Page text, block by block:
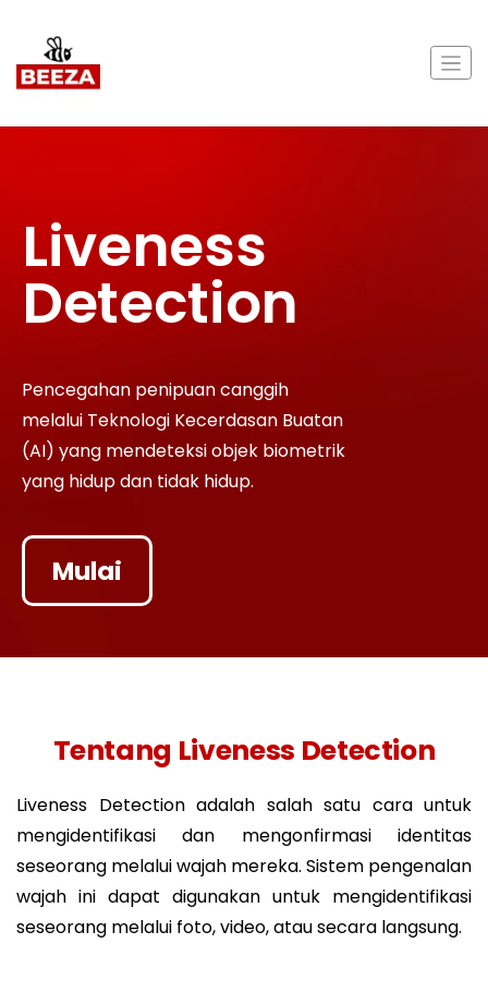
Liveness
Detection
Pencegahan penipuan canggih
melalui Teknologi Kecerdasan Buatan
(AI) yang mendeteksi objek biometrik
yang hidup dan tidak hidup.
Mulai
Tentang Liveness Detection
Liveness Detection adalah salah satu cara untuk
mengidentifikasi dan mengonfirmasi identitas
seseorang melalui wajah mereka. Sistem pengenalan
wajah ini dapat digunakan untuk mengidentifikasi
seseorang melalui foto, video, atau secara langsung.